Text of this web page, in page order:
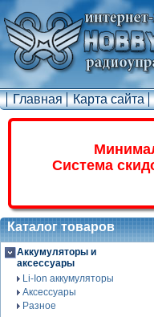
Главная Карта сайта
Система
Каталог товаров
Аккумуляторы и
аксессуары
Li-Ion аккумуляторы
Аксессуары
Разное